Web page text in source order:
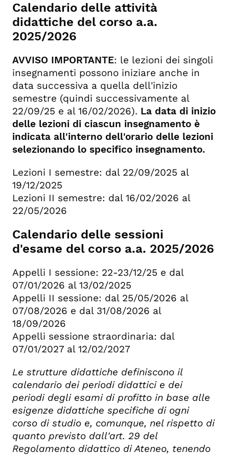
Calendario delle attività
didattiche del corso a.a.
2025/2026
AVVISO IMPORTANTE: le lezioni dei singoli
insegnamenti possono iniziare anche in
data successiva a quella dell'inizio
semestre (quindi successivamente al
22/09/25 e al 16/02/2026). La data di inizio
delle lezioni di ciascun insegnamento è
indicata all'interno dell'orario delle lezioni
selezionando lo specifico insegnamento.
Lezioni I semestre: dal 22/09/2025 al
19/12/2025
Lezioni II semestre: dal 16/02/2026 al
22/05/2026
Calendario delle sessioni
d'esame del corso a.a. 2025/2026
Appelli I sessione: 22-23/12/25 e dal
07/01/2026 al 13/02/2025
Appelli II sessione: dal 25/05/2026 al
07/08/2026 e dal 31/08/2026 al
18/09/2026
Appelli sessione straordinaria: dal
07/01/2027 al 12/02/2027
Le strutture didattiche definiscono il
calendario dei periodi didattici e dei
periodi degli esami di profitto in base alle
esigenze didattiche specifiche di ogni
corso di studio e, comunque, nel rispetto di
quanto previsto dall'art. 29 del
Regolamento didattico di Ateneo, tenendo